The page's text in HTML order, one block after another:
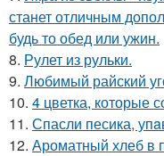
станет отличным
будь то обед или ужин.
8. Рулет из рульки.
9. Любимый райский
10. 4 цветка, которые
11. Спасли песика,
12. Ароматный хлеб в